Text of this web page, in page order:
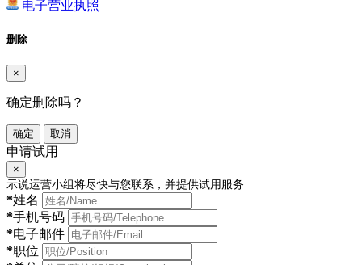
电子营业执照
删除
×
确定删除吗？
确定 取消
申请试用
×
示说运营小组将尽快与您联系，并提供试用服务
*姓名
*手机号码
*电子邮件
*职位